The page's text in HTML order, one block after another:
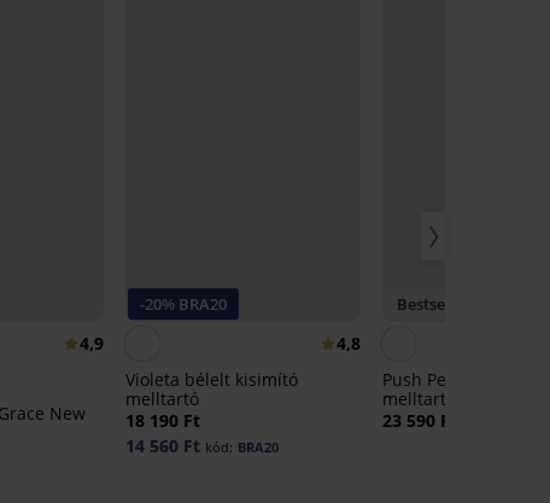
4,9
New
-20% BRA20
4,8
Violeta bélelt kisimító
melltartó
18 190 Ft
14 560 Ft kód: BRA20
Bestseller
Push Perfect Bardot
melltartó
23 590 Ft